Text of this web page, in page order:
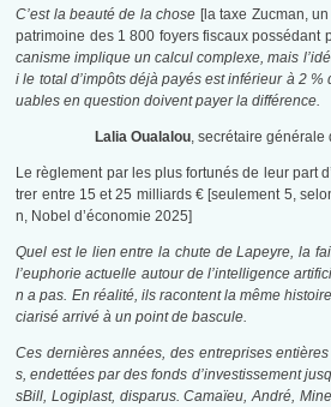
C’est la beauté de la chose [la taxe Zucman,
patrimoine des 1 800 foyers fiscaux possédant
canisme implique un calcul complexe, mais
i le total d’impôts déjà payés est inférieur à 2
uables en question doivent payer la différence.
Lalia Oualalou, secrétaire générale
Le règlement par les plus fortunés de leur part
trer entre 15 et 25 milliards € [seulement 5,
n, Nobel d’économie 2025]
Quel est le lien entre la chute de Lapeyre, la
l’euphorie actuelle autour de l’intelligence
n a pas. En réalité, ils racontent la même
ciarisé arrivé à un point de bascule.
Ces dernières années, des entreprises
s, endettées par des fonds d’investissement
sBill, Logiplast, disparus. Camaïeu, André,